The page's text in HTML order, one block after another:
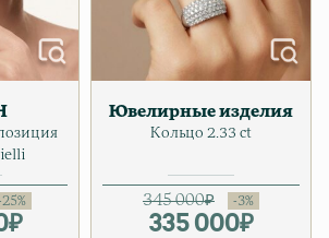
цена
₽ цена: 665 000₽.
Ювелирные изделия
Кольцо 2.33 ct
345 000₽
335 000₽
Текущая